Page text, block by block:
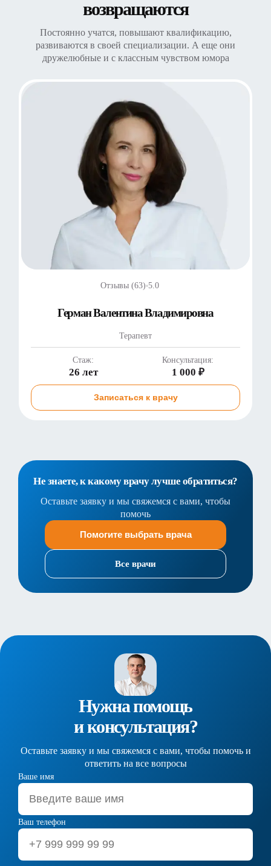
возвращаются
Постоянно учатся, повышают квалификацию,
развиваются в своей специализации. А еще они
дружелюбные и с классным чувством юмора
Отзывы (63) 5.0
Герман Валентина Владимировна
Терапевт
Стаж:
26 лет
Консультация:
1 000 ₽
Записаться к врачу
Не знаете, к какому врачу лучше обратиться?
Оставьте заявку и мы свяжемся с вами, чтобы
помочь
Помогите выбрать врача
Все врачи
Нужна помощь
и консультация?
Оставьте заявку и мы свяжемся с вами, чтобы помочь и
ответить на все вопросы
Ваше имя
Ваш телефон